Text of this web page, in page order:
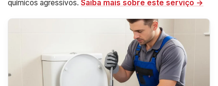
químicos agressivos. Saiba mais sobre este serviço →